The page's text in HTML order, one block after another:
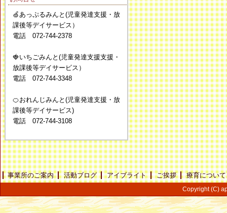
🍏あっぷるみんと(児童発達支援・放
課後等デイサービス）
電話 072-744-2378
🍓いちごみんと(児童発達支援支援・
放課後等デイサービス）
電話 072-744-3348
🍊おれんじみんと(児童発達支援・放
課後等デイサービス)
電話 072-744-3108
事業所のご案内 活動ブログ アイブライト ご挨拶 療育について
Copyright (C)